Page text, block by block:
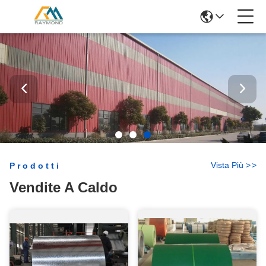
Prodotti
Vendite A Caldo
Vista Più >>